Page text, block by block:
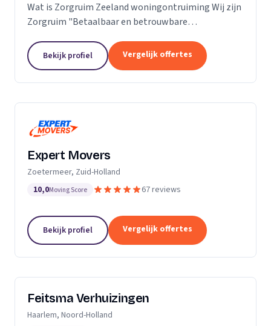
Wat is Zorgruim Zeeland woningontruiming Wij zijn
Zorgruim "Betaalbaar en betrouwbare
kleine verhuizingen.” Onze Kwaliteit is namelijk zo
ongelofelijk...
Bekijk profiel Vergelijk offertes
Expert Movers
Zoetermeer, Zuid-Holland
10,0Moving Score 67 reviews
Bekijk profiel Vergelijk offertes
Feitsma Verhuizingen
Haarlem, Noord-Holland